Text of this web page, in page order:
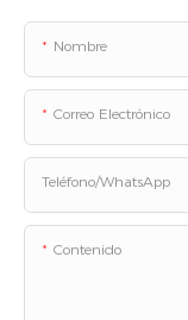
Nombre
Correo Electrónico
Teléfono/WhatsApp
Contenido